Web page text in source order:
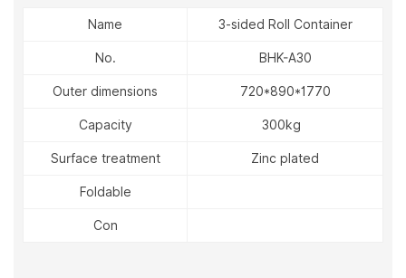
Name
3-sided Roll Container
No.
BHK-A30
Outer dimensions
720*890*1770
Capacity
300kg
Surface treatment
Zinc plated
Foldable
Con